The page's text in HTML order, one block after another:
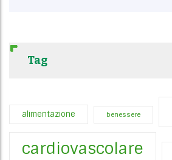
Tag
alimentazione benessere
cardiovascolare